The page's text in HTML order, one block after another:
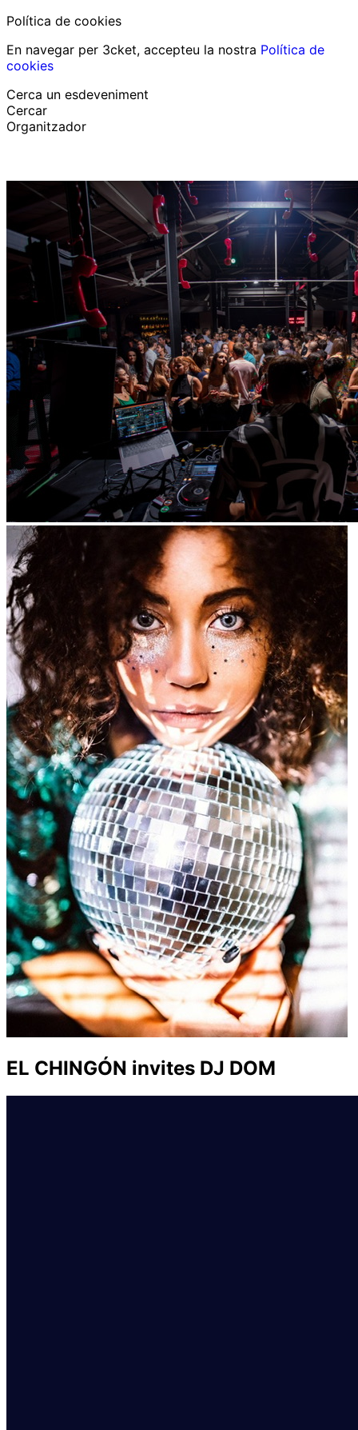
Política de cookies
En navegar per 3cket, accepteu la nostra Política de
cookies
Cerca un esdeveniment
Cercar
Organitzador
Català
Suport al participantHe perdut la meva entrada
LoginPromoure esdeveniment
EL CHINGÓN invites DJ DOM